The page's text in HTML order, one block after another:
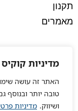
מדיניות קוקיס
טובה יותר ובנוסף
ושיווק. מדיניות
תקנון
מאמרים